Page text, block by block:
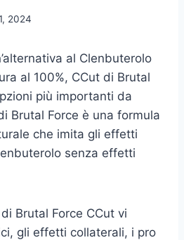
2024
al Clenbuterolo
al 100%, CCut di Brutal
più importanti da
Brutal Force è una formula
che imita gli effetti
senza effetti
Brutal Force CCut vi
gli effetti collaterali, i pro